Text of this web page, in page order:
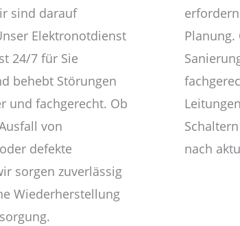
sind darauf
Elektronotdienst
24/7 für Sie
behebt Störungen
und fachgerecht. Ob
von
defekte
sorgen zuverlässig
Wiederherstellung
Planung.
nach